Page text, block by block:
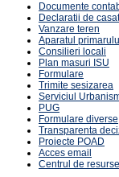
Documente
Declaratii de
Vanzare teren
Aparatul
Consilieri locali
Plan masuri ISU
Formulare
Trimite sesizarea
Serviciul
PUG
Formulare diverse
Transparenta
Proiecte POAD
Acces email
Centrul de